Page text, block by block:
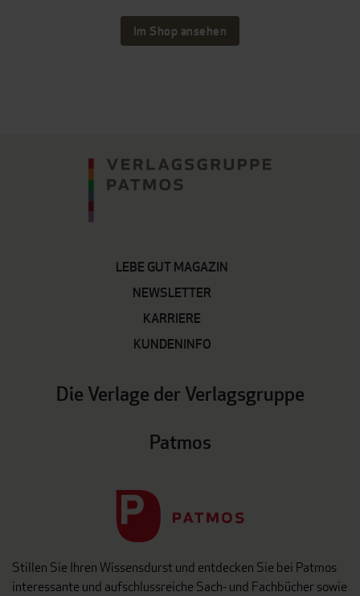
Im Shop ansehen
LEBE GUT MAGAZIN
NEWSLETTER
KARRIERE
KUNDENINFO
Die Verlage der Verlagsgruppe
Patmos
Stillen Sie Ihren Wissensdurst und entdecken Sie bei Patmos
interessante und aufschlussreiche Sach- und Fachbücher sowie